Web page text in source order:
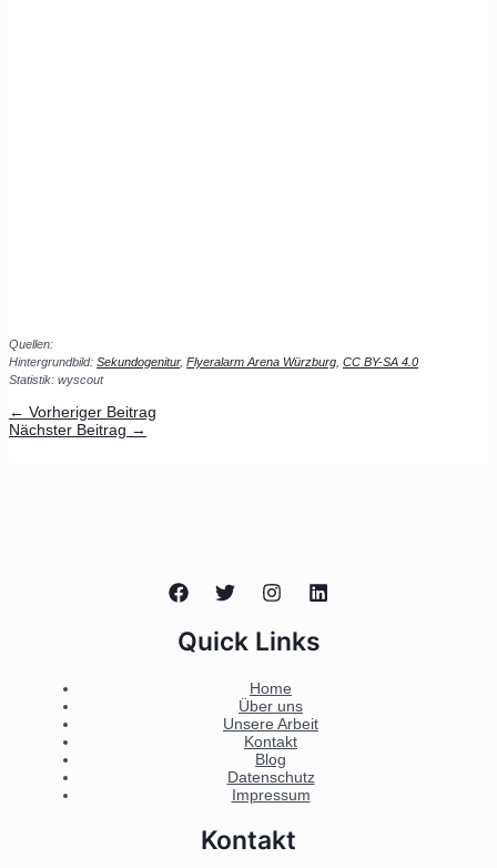
Quellen:
Hintergrundbild: Sekundogenitur, Flyeralarm Arena Würzburg CC BY-SA 4.0
Statistik: wyscout
← Vorheriger Beitrag
Nächster Beitrag →
Quick Links
Home
Über uns
Unsere Arbeit
Kontakt
Blog
Datenschutz
Impressum
Kontakt